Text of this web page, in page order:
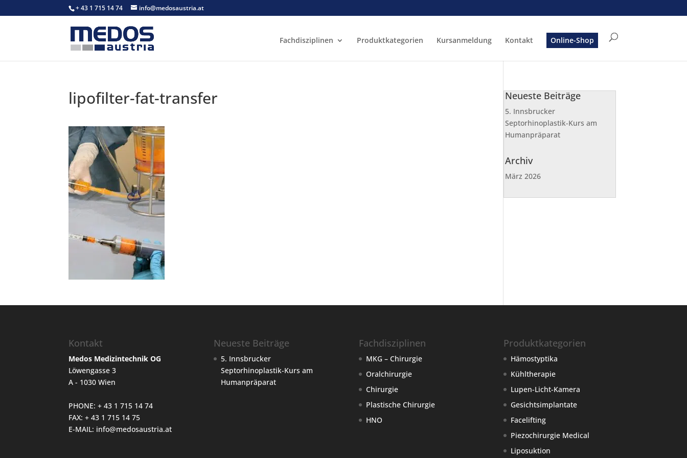
+ 43 1 715 14 74 info@medosaustria.at
Fachdisziplinen Produktkategorien Kursanmeldung Kontakt Online-Shop
lipofilter-fat-transfer Neueste Beiträge
5. Innsbrucker
Septorhinoplastik-Kurs am
Humanpräparat
Archiv
März 2026
Kontakt
Medos Medizintechnik OG
Löwengasse 3
A - 1030 Wien
PHONE: + 43 1 715 14 74
FAX: + 43 1 715 14 75
E-MAIL: info@medosaustria.at
Neueste Beiträge
5. Innsbrucker
Septorhinoplastik-Kurs am
Humanpräparat
Fachdisziplinen
MKG – Chirurgie
Oralchirurgie
Chirurgie
Plastische Chirurgie
HNO
Produktkategorien
Hämostyptika
Kühltherapie
Lupen-Licht-Kamera
Gesichtsimplantate
Facelifting
Piezochirurgie Medical
Liposuktion